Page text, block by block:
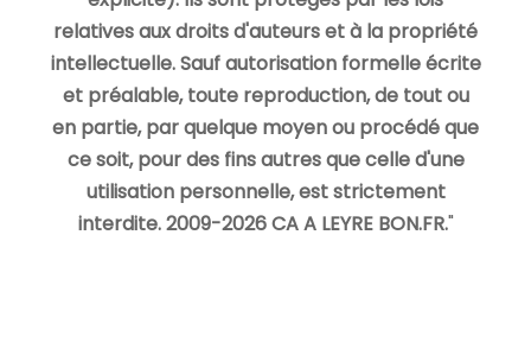
relatives aux droits d'auteurs et à la propriété
intellectuelle. Sauf autorisation formelle écrite
et préalable, toute reproduction, de tout ou
en partie, par quelque moyen ou procédé que
ce soit, pour des fins autres que celle d'une
utilisation personnelle, est strictement
interdite. 2009-2026 CA A LEYRE BON.FR."